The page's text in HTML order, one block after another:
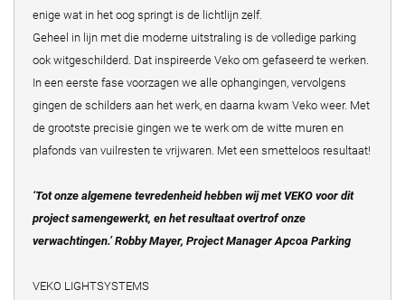
enige wat in het oog springt is de lichtlijn zelf.
Geheel in lijn met die moderne uitstraling is de volledige parking
ook witgeschilderd. Dat inspireerde Veko om gefaseerd te werken.
In een eerste fase voorzagen we alle ophangingen, vervolgens
gingen de schilders aan het werk, en daarna kwam Veko weer. Met
de grootste precisie gingen we te werk om de witte muren en
plafonds van vuilresten te vrijwaren. Met een smetteloos resultaat!
‘Tot onze algemene tevredenheid hebben wij met VEKO voor dit
project samengewerkt, en het resultaat overtrof onze
verwachtingen.’ Robby Mayer, Project Manager Apcoa Parking
VEKO LIGHTSYSTEMS